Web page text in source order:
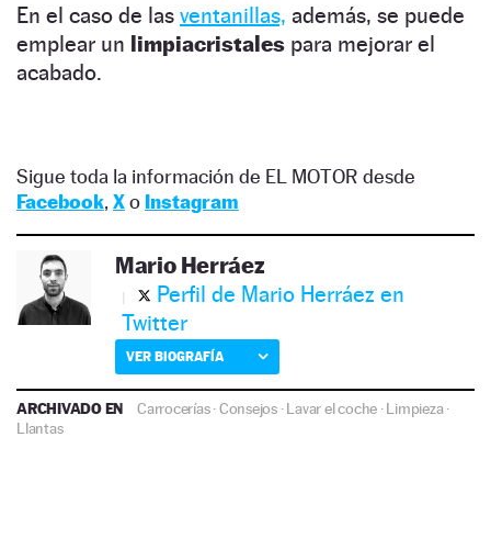
En el caso de las ventanillas, además, se puede
emplear un limpiacristales para mejorar el
acabado.
Sigue toda la información de EL MOTOR desde
Facebook, Xo Instagram
Mario Herráez
Perfil de Mario Herráez en
Twitter
VER BIOGRAFÍA
ARCHIVADO EN Carrocerías·Consejos·Lavar el coche ·Limpieza·
Llantas